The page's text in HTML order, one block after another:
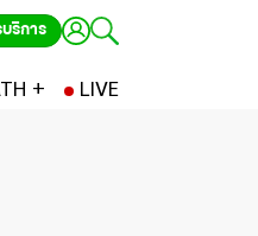
ริการ
+ LIVE